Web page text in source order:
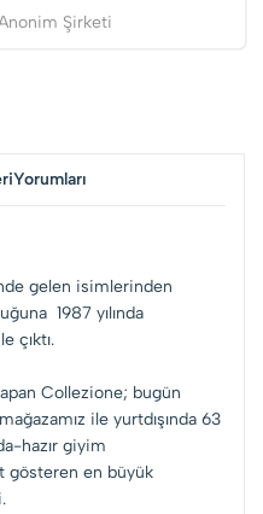
Şirketi
Yorumları
gelen isimlerinden
1987 yılında
çıktı.
Collezione; bugün
ile yurtdışında 63
hazır giyim
gösteren en büyük